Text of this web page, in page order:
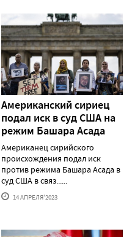
Американский сириец
подал иск в суд США на
режим Башара Асада
Американец сирийского
происхождения подал иск
против режима Башара Асада в
суд США в связ......
14 АПРЕЛЯ'2023